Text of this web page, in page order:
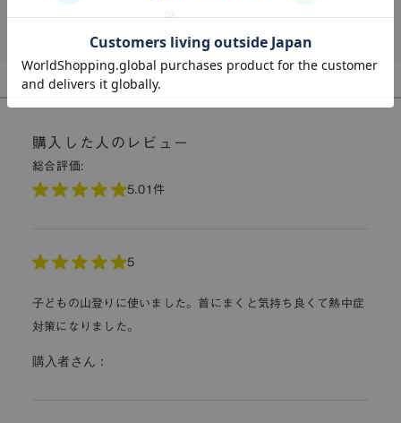
購入した人のレビュー
総合評価:
5.01件
5
子どもの山登りに使いました。首にまくと気持ち良くて熱中症
対策になりました。
購入者さん：